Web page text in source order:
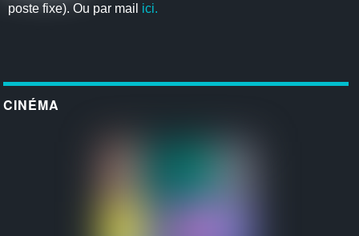
poste fixe). Ou par mail ici.
CINÉMA